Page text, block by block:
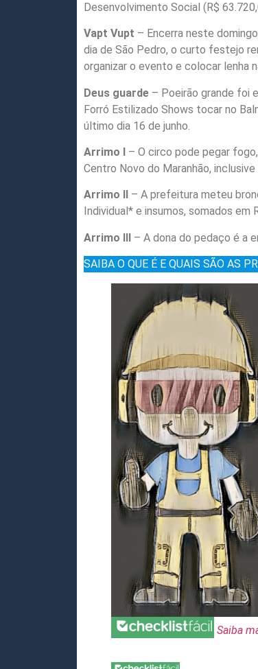
Desenvolvimento Social (R$
Vapt Vupt – Encerra neste
dia de São Pedro, o curto festejo
organizar o evento e colocar lenha
Deus guarde – Poeirão grande foi
Forró Estilizado Shows tocar no
último dia 16 de junho.
Arrimo I – O circo pode pegar
Centro Novo do Maranhão,
Arrimo II – A prefeitura meteu
Individual* e insumos, somados em
Arrimo III – A dona do pedaço é a
SAIBA O QUE É E QUAIS SÃO AS
Saiba